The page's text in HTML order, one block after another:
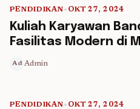
PENDIDIKAN• OKT 27, 2024
Kuliah Karyawan
Fasilitas Modern di
Ad Admin
PENDIDIKAN• OKT 27, 2024